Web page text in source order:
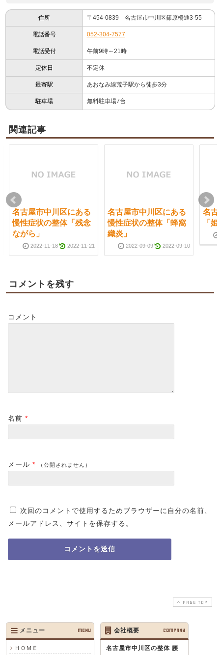
住所 〒454-0839 名古屋市中川区篠原橋通3-55
電話番号 052-304-7577
電話受付 午前9時～21時
定休日 不定休
最寄駅 あおなみ線荒子駅から徒歩3分
駐車場 無料駐車場7台
関連記事
名古屋市中川区にある
慢性症状の整体「残念
ながら」
2022-11-18 2022-11-21
名古屋市中川区にある
慢性症状の整体「蜂窩
織炎」
2022-09-09 2022-09-10
名
「
コメントを残す
コメント
名前 *
メール * （公開されません）
次回のコメントで使用するためブラウザーに自分の名前、
メールアドレス、サイトを保存する。
PAGE TOP
メニュー MENU
ＨＯＭＥ
会社概要 COMPANY
名古屋市中川区の整体 腰